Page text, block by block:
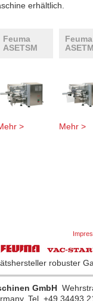
erhältlich.
Feuma
ASETSM
>
Feuma
ASETM
Mehr >
robuster
GmbH
Tel. +49 34493